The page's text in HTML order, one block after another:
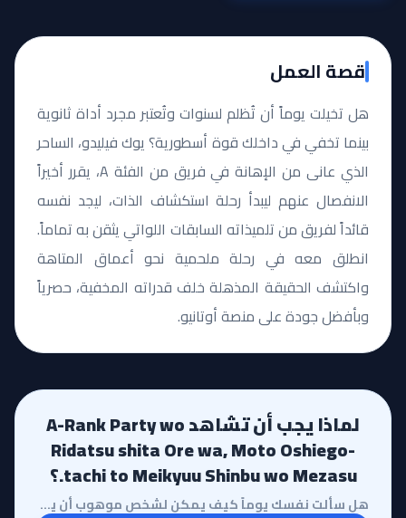
قصة العمل
هل تخيلت يوماً أن تُظلم لسنوات وتُعتبر مجرد أداة ثانوية
بينما تخفي في داخلك قوة أسطورية؟ يوك فيليدو، الساحر
الذي عانى من الإهانة في فريق من الفئة A، يقرر أخيراً
الانفصال عنهم ليبدأ رحلة استكشاف الذات، ليجد نفسه
قائداً لفريق من تلميذاته السابقات اللواتي يثقن به تماماً.
انطلق معه في رحلة ملحمية نحو أعماق المتاهة
واكتشف الحقيقة المذهلة خلف قدراته المخفية، حصرياً
وبأفضل جودة على منصة أوتانيو.
لماذا يجب أن تشاهد A-Rank Party wo
Ridatsu shita Ore wa, Moto Oshiego-
tachi to Meikyuu Shinbu wo Mezasu.؟
هل سألت نفسك يوماً كيف يمكن لشخص موهوب أن يظل في الظل لسنوات طويلة دون أن يدرك أحد قدراته الحقيقية؟ ...